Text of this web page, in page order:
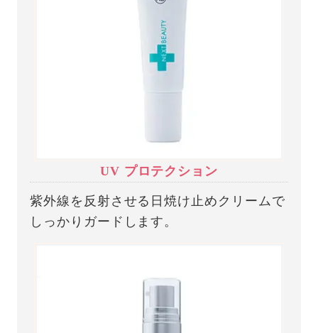
UV プロテクション
紫外線を反射させる日焼け止めクリームで
しっかりガードします。